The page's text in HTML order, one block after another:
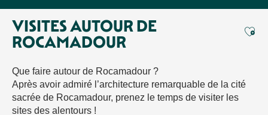
VISITES AUTOUR DE
ROCAMADOUR
Que faire autour de Rocamadour ?
Après avoir admiré l’architecture remarquable de la cité
sacrée de Rocamadour, prenez le temps de visiter les
sites des alentours !